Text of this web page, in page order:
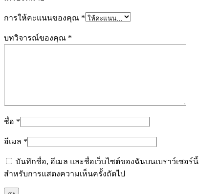
การให้คะแนนของคุณ *
บทวิจารณ์ของคุณ *
ชื่อ *
อีเมล *
บันทึกชื่อ, อีเมล และชื่อเว็บไซต์ของฉันบนเบราว์เซอร์นี้
สำหรับการแสดงความเห็นครั้งถัดไป